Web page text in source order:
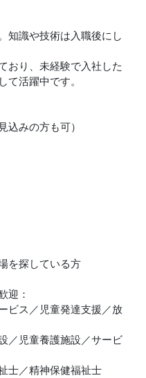
知識や技術は入職後にし
おり、未経験で入社した
て活躍中です。
込みの方も可）
を探している方
迎：
ビス／児童発達支援／放
／児童養護施設／サービ
士／精神保健福祉士